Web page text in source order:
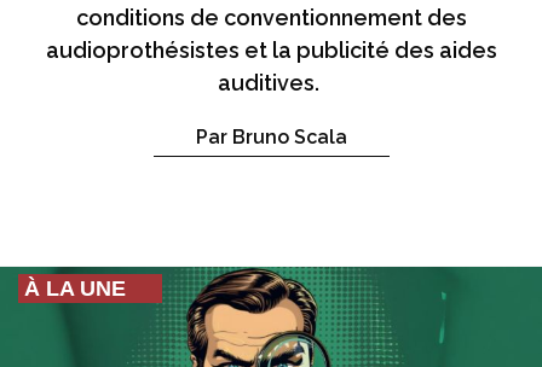
conditions de conventionnement des
audioprothésistes et la publicité des aides
auditives.
Par Bruno Scala
À LA UNE